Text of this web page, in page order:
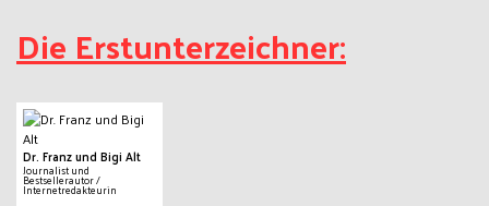
Die Erstunterzeichner:
Dr. Franz und Bigi Alt
Journalist und
Bestsellerautor /
Internetredakteurin